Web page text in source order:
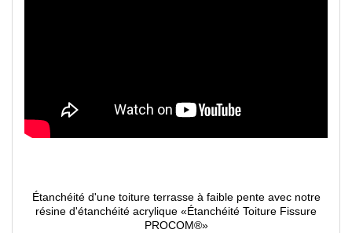
Étanchéité d'une toiture terrasse à faible pente avec notre
résine d'étanchéité acrylique «Étanchéité Toiture Fissure
PROCOM®»